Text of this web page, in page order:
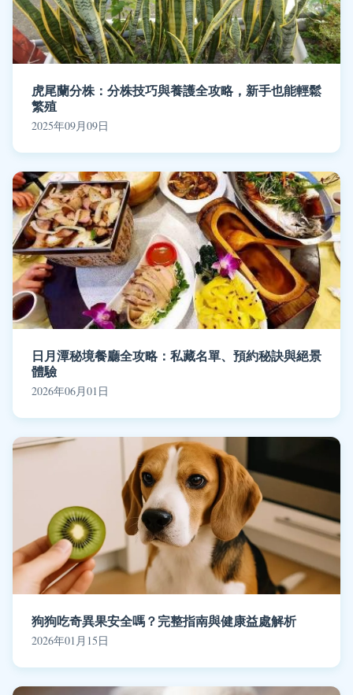
虎尾蘭分株：分株技巧與養護全攻略，新手也能輕鬆
繁殖
2025年09月09日
日月潭秘境餐廳全攻略：私藏名單、預約秘訣與絕景
體驗
2026年06月01日
狗狗吃奇異果安全嗎？完整指南與健康益處解析
2026年01月15日